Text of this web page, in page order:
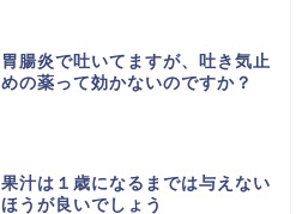
胃腸炎で吐いてますが、吐き気止
めの薬って効かないのですか？
果汁は１歳になるまでは与えない
ほうが良いでしょう